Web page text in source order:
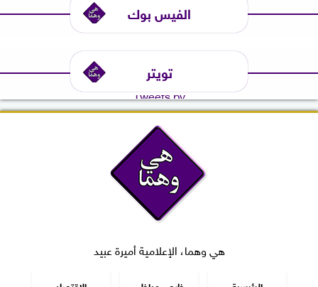
الفيس بوك
تويتر
Tweets by
هي وهما، الإعلامية أميرة عبيد